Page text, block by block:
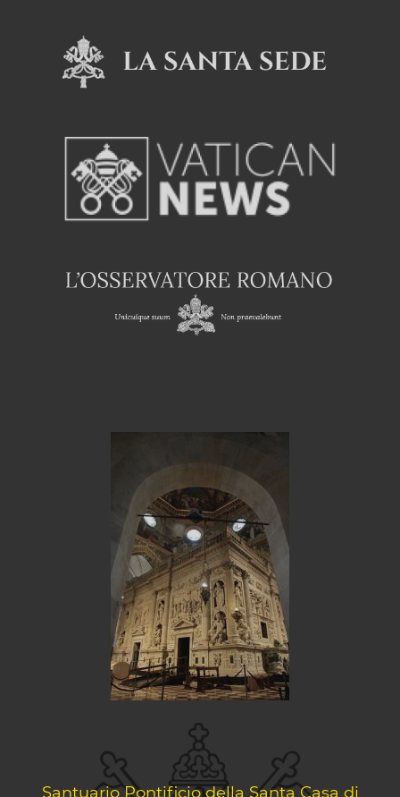
Santuario Pontificio della Santa Casa di